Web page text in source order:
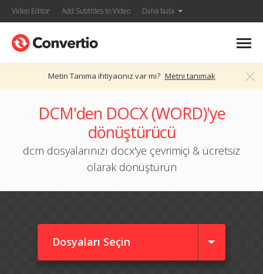
Video Editor Add Subtitles to Video Daha fazla
Metin Tanıma ihtiyacınız var mı? Metni tanımak
DCM'den DOCX (WORD)'ye
dönüştürücü
dcm dosyalarınızı docx'ye çevrimiçi & ücretsiz
olarak dönüştürün
Dosyaları Seçin